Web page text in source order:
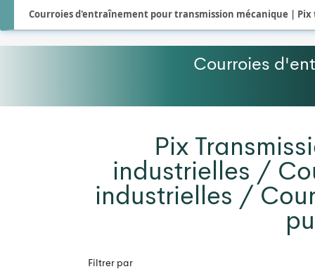
Courroies d'entraînement pour transmission mécanique | Pix